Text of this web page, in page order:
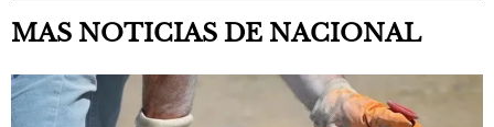
MAS NOTICIAS DE NACIONAL